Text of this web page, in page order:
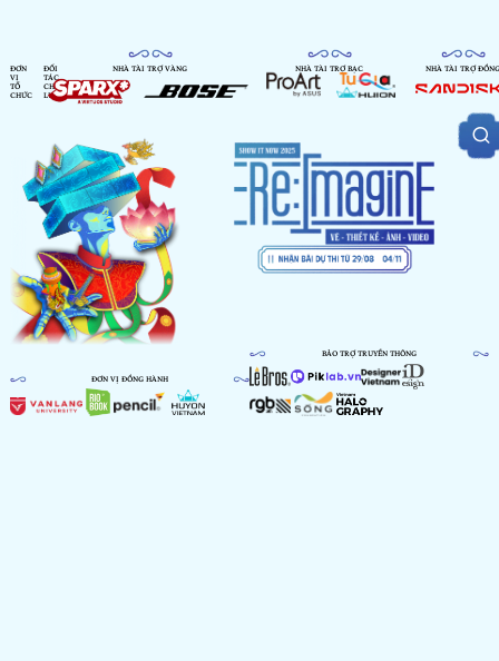
ĐƠN
VỊ
TỔ
CHỨC
ĐỐI
TÁC
CHIẾN
LƯỢC
NHÀ TÀI TRỢ VÀNG NHÀ TÀI TRỢ BẠC NHÀ TÀI TRỢ ĐỒNG
ĐƠN VỊ ĐỒNG HÀNH
BẢO TRỢ TRUYỀN THÔNG